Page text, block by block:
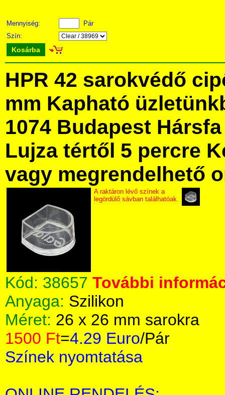
Mennyiség:
Pár
Szín:
Kosárba
HPR 42 sarokvédő
mm Kapható
1074 Budapest
Lujza tértől 5 percre
vagy megrendelhető
A raktáron lévő színek a
legördülő sávban találhatóak.
Kód: 38657 További
Anyaga: Szilikon
Méret: 26 x 26 mm sarokra
1500 Ft=4.29 Euro/Pár
Színek nyomtatása